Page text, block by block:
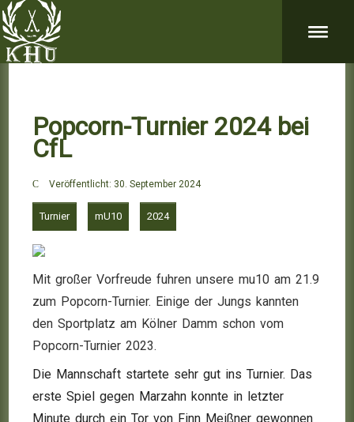
Popcorn-Turnier 2024 bei
CfL
Veröffentlicht: 30. September 2024
Turnier mU10 2024
Mit großer Vorfreude fuhren unsere mu10 am 21.9
zum Popcorn-Turnier. Einige der Jungs kannten
den Sportplatz am Kölner Damm schon vom
Popcorn-Turnier 2023.
Die Mannschaft startete sehr gut ins Turnier. Das
erste Spiel gegen Marzahn konnte in letzter
Minute durch ein Tor von Finn Meißner gewonnen